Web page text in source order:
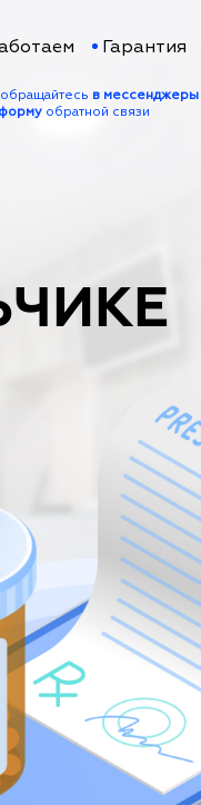
Гарантия
в мессенджеры
обратной связи